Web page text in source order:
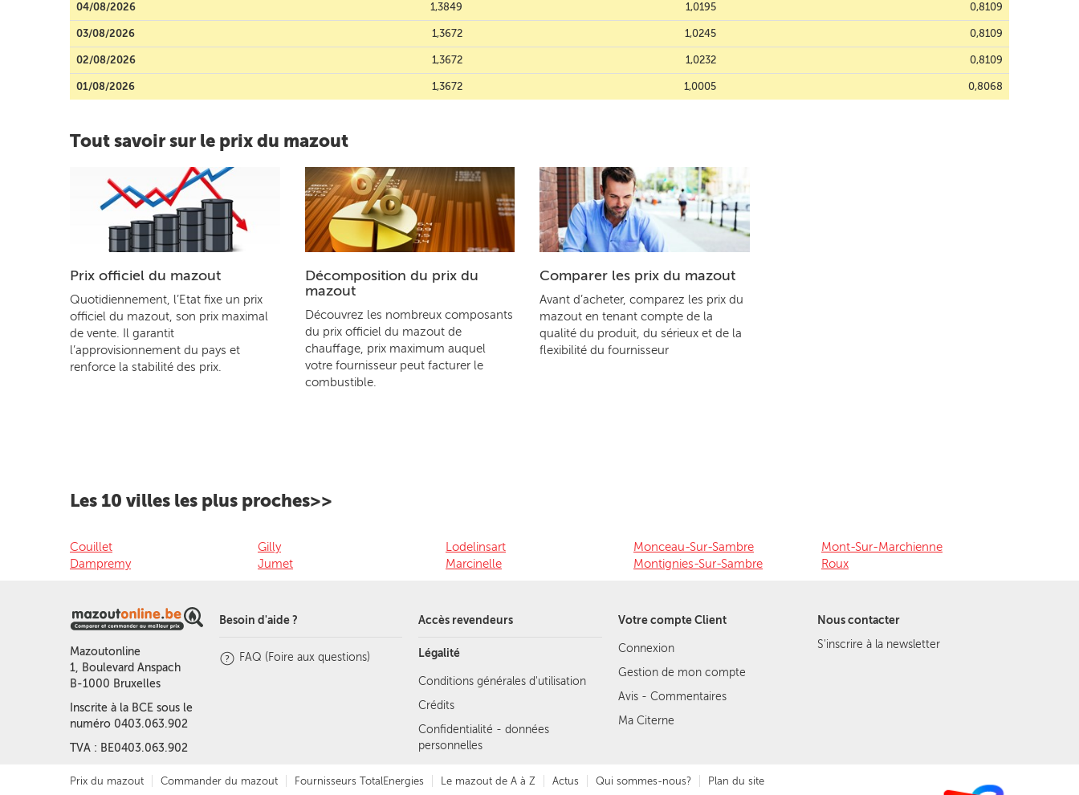
04/08/2026 1,3849 1,0195 0,8109
03/08/2026 1,3672 1,0245 0,8109
02/08/2026 1,3672 1,0232 0,8109
01/08/2026 1,3672 1,0005 0,8068
Tout savoir sur le prix du mazout
Prix officiel du mazout
Quotidiennement, l’Etat fixe un prix
officiel du mazout, son prix maximal
de vente. Il garantit
l’approvisionnement du pays et
renforce la stabilité des prix.
Décomposition du prix du
mazout
Découvrez les nombreux composants
du prix officiel du mazout de
chauffage, prix maximum auquel
votre fournisseur peut facturer le
combustible.
Comparer les prix du mazout
Avant d’acheter, comparez les prix du
mazout en tenant compte de la
qualité du produit, du sérieux et de la
flexibilité du fournisseur
Les 10 villes les plus proches>>
Couillet
Dampremy
Gilly
Jumet
Lodelinsart
Marcinelle
Monceau-Sur-Sambre
Montignies-Sur-Sambre
Mont-Sur-Marchienne
Roux
Mazoutonline
1, Boulevard Anspach
B-1000 Bruxelles
Inscrite à la BCE sous le
numéro 0403.063.902
TVA : BE0403.063.902
Besoin d'aide ?
FAQ (Foire aux questions)
Accès revendeurs
Légalité
Conditions générales d'utilisation
Crédits
Confidentialité - données
personnelles
Votre compte Client
Connexion
Gestion de mon compte
Avis - Commentaires
Ma Citerne
Nous contacter
S'inscrire à la newsletter
Prix du mazout Commander du mazout Fournisseurs TotalEnergies Le mazout de A à Z Actus Qui sommes-nous? Plan du site